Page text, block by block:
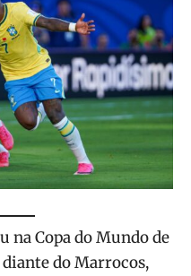
na Copa do Mundo de
diante do Marrocos,